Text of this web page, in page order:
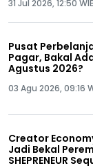
31 Jul 2026, 12:50
Pusat
Pagar, Bakal
Agustus 2026?
03 Agu 2026, 09:16
Creator
Jadi Bekal
SHEPRENEUR